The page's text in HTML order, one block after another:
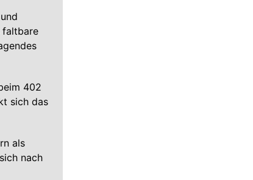
faltbare
402
sich das
als
nach